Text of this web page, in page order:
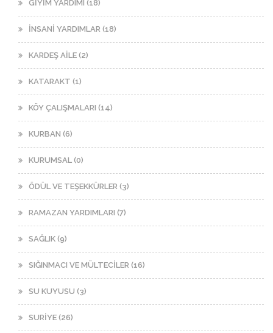
GİYİM YARDIMI (18)
İNSANİ YARDIMLAR (18)
KARDEŞ AİLE (2)
KATARAKT (1)
KÖY ÇALIŞMALARI (14)
KURBAN (6)
KURUMSAL (0)
ÖDÜL VE TEŞEKKÜRLER (3)
RAMAZAN YARDIMLARI (7)
SAĞLIK (9)
SIĞINMACI VE MÜLTECİLER (16)
SU KUYUSU (3)
SURİYE (26)